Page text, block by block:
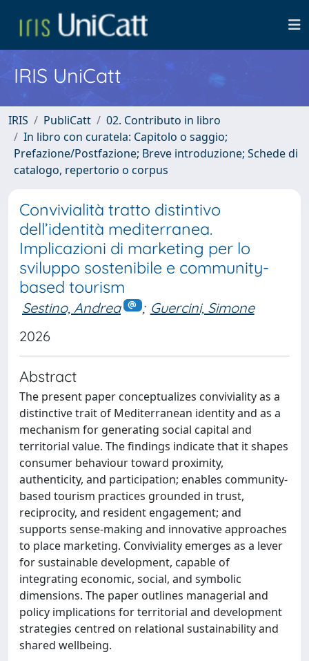
IRIS UniCatt
IRIS PubliCatt
02. Contributo in libro
In libro con curatela: Capitolo o saggio;
Prefazione/Postfazione; Breve introduzione; Schede di
catalogo, repertorio o corpus
Convivialità tratto distintivo
dell’identità mediterranea.
Implicazioni di marketing per lo
sviluppo sostenibile e community-
based tourism
Sestino, Andrea ; Guercini, Simone
2026
Abstract
The present paper conceptualizes conviviality as a
distinctive trait of Mediterranean identity and as a
mechanism for generating social capital and
territorial value. The findings indicate that it shapes
consumer behaviour toward proximity,
authenticity, and participation; enables community-
based tourism practices grounded in trust,
reciprocity, and resident engagement; and
supports sense-making and innovative approaches
to place marketing. Conviviality emerges as a lever
for sustainable development, capable of
integrating economic, social, and symbolic
dimensions. The paper outlines managerial and
policy implications for territorial and development
strategies centred on relational sustainability and
shared wellbeing.